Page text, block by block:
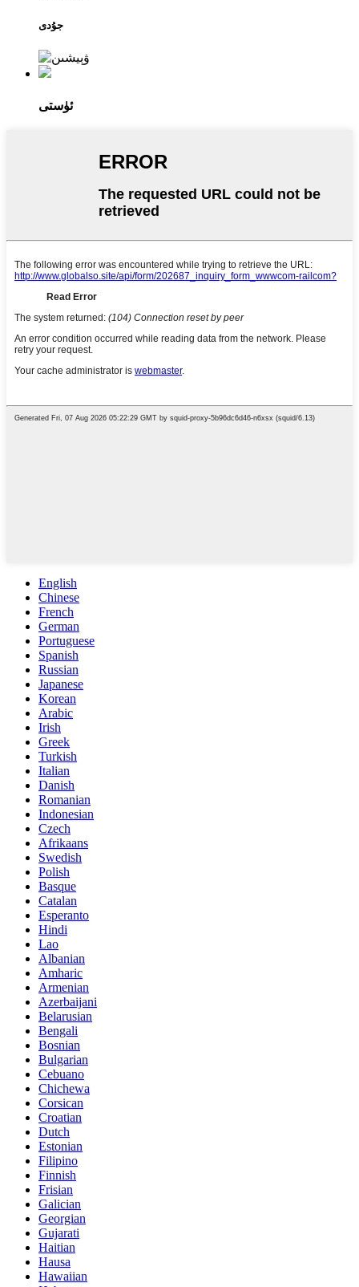
جۇدى
ئۈستى
English
Chinese
French
German
Portuguese
Spanish
Russian
Japanese
Korean
Arabic
Irish
Greek
Turkish
Italian
Danish
Romanian
Indonesian
Czech
Afrikaans
Swedish
Polish
Basque
Catalan
Esperanto
Hindi
Lao
Albanian
Amharic
Armenian
Azerbaijani
Belarusian
Bengali
Bosnian
Bulgarian
Cebuano
Chichewa
Corsican
Croatian
Dutch
Estonian
Filipino
Finnish
Frisian
Galician
Georgian
Gujarati
Haitian
Hausa
Hawaiian